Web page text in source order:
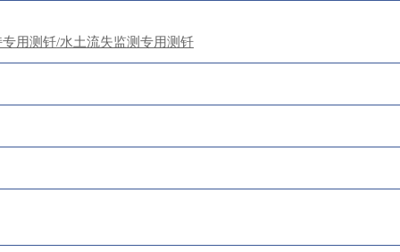
用测钎/水土流失监测专用测钎